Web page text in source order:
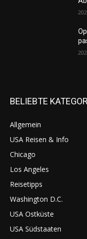
BELIEBTE
Allgemein
USA Reisen & Info
Chicago
Los Angeles
Reisetipps
Washington D.C.
USA Ostküste
USA Südstaaten